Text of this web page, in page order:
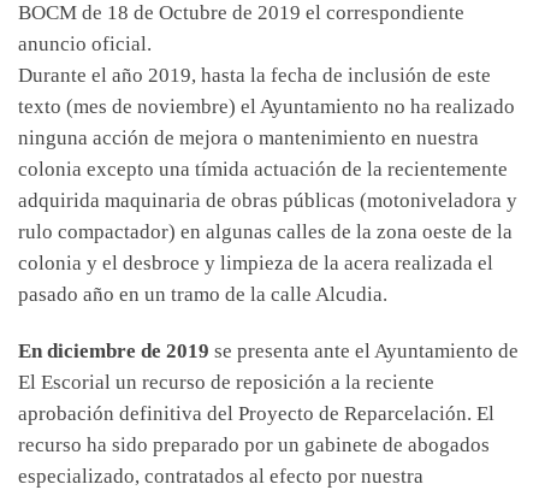
BOCM de 18 de Octubre de 2019 el correspondiente
anuncio oficial.
Durante el año 2019, hasta la fecha de inclusión de este
texto (mes de noviembre) el Ayuntamiento no ha realizado
ninguna acción de mejora o mantenimiento en nuestra
colonia excepto una tímida actuación de la recientemente
adquirida maquinaria de obras públicas (motoniveladora y
rulo compactador) en algunas calles de la zona oeste de la
colonia y el desbroce y limpieza de la acera realizada el
pasado año en un tramo de la calle Alcudia.
En diciembre de 2019 se presenta ante el Ayuntamiento de
El Escorial un recurso de reposición a la reciente
aprobación definitiva del Proyecto de Reparcelación. El
recurso ha sido preparado por un gabinete de abogados
especializado, contratados al efecto por nuestra